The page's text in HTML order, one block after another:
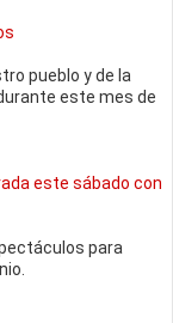
pueblo y de la
este mes de
este sábado con
para